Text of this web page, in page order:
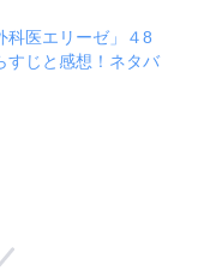
科医エリーゼ」４8
すじと感想！ネタバ